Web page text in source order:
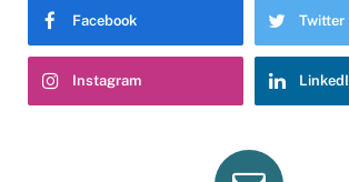
Facebook Twitter
Instagram